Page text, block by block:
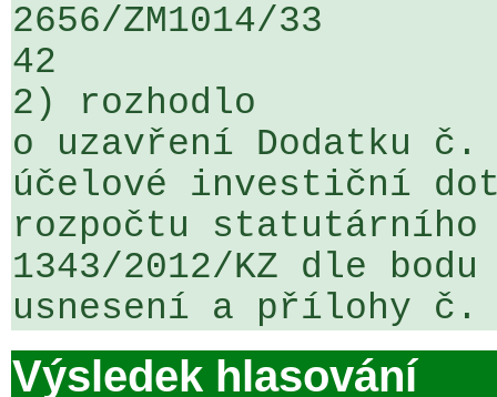
2656/ZM1014/33
42
2) rozhodlo
o uzavření Dodatku
účelové investiční
rozpočtu statutárního
1343/2012/KZ dle
usnesení a přílohy č.
Výsledek hlasování